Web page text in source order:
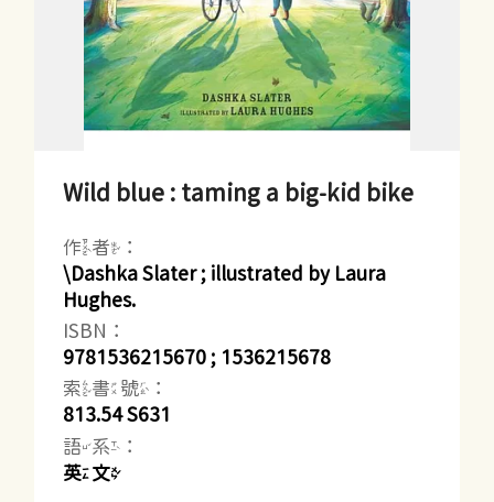
Wild blue : taming a big-kid bike
作者：
\Dashka Slater ; illustrated by Laura
Hughes.
ISBN：
9781536215670 ; 1536215678
索書號：
813.54 S631
語系：
英文